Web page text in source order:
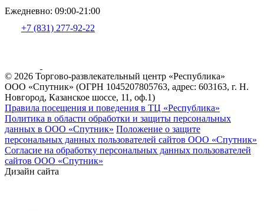
Ежедневно: 09:00-21:00
+7 (831) 277-92-22
© 2026 Торгово-развлекательный центр «Республика»
ООО «Спутник» (ОГРН 1045207805763, адрес: 603163, г. Н.
Новгород, Казанское шоссе, 11, оф.1)
Правила посещения и поведения в ТЦ «Республика»
Политика в области обработки и защиты персональных
данных в ООО «Спутник» Положение о защите
персональных данных пользователей сайтов ООО «Спутник»
Согласие на обработку персональных данных пользователей
сайтов ООО «Спутник»
Дизайн сайта